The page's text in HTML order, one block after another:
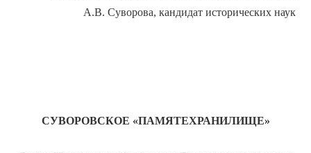
А.В. Суворова, кандидат исторических наук
СУВОРОВСКОЕ «ПАМЯТЕХРАНИЛИЩЕ»